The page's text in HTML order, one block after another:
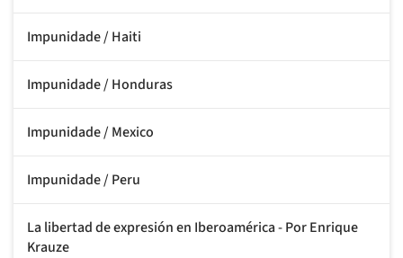
Impunidade / Haiti
Impunidade / Honduras
Impunidade / Mexico
Impunidade / Peru
La libertad de expresión en Iberoamérica - Por Enrique
Krauze